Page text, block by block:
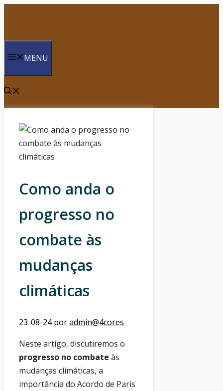
MENU
Como anda o
progresso no
combate às
mudanças
climáticas
23-08-24 poradmin@4cores
Neste artigo, discutiremos o
progresso no combate às
mudanças climáticas, a
importância do Acordo de Paris